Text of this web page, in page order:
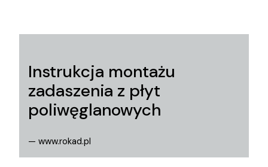
Instrukcja montażu
zadaszenia z płyt
poliwęglanowych
— www.rokad.pl